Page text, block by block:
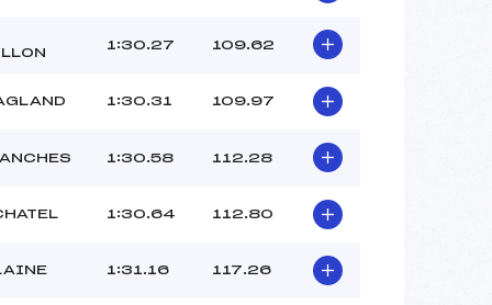
1:30.27 109.62
1:30.31 109.97
1:30.58 112.28
1:30.64 112.80
1:31.16 117.26